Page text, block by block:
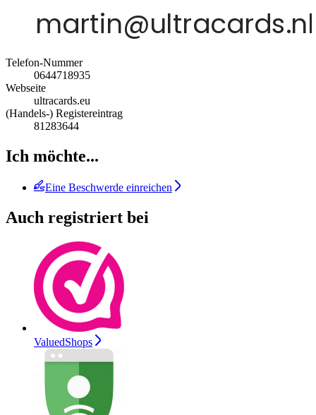
Telefon-Nummer
0644718935
Webseite
ultracards.eu
(Handels-) Registereintrag
81283644
Ich möchte...
Eine Beschwerde einreichen
Auch registriert bei
ValuedShops